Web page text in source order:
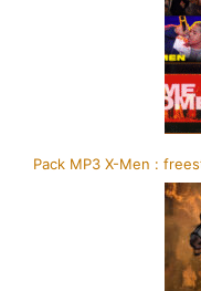
Pack MP3 X-Men :